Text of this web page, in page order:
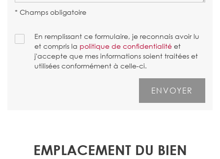
* Champs obligatoire
En remplissant ce formulaire, je reconnais avoir lu
et compris la politique de confidentialité et
j'accepte que mes informations soient traitées et
utilisées conformément à celle-ci.
EMPLACEMENT DU BIEN